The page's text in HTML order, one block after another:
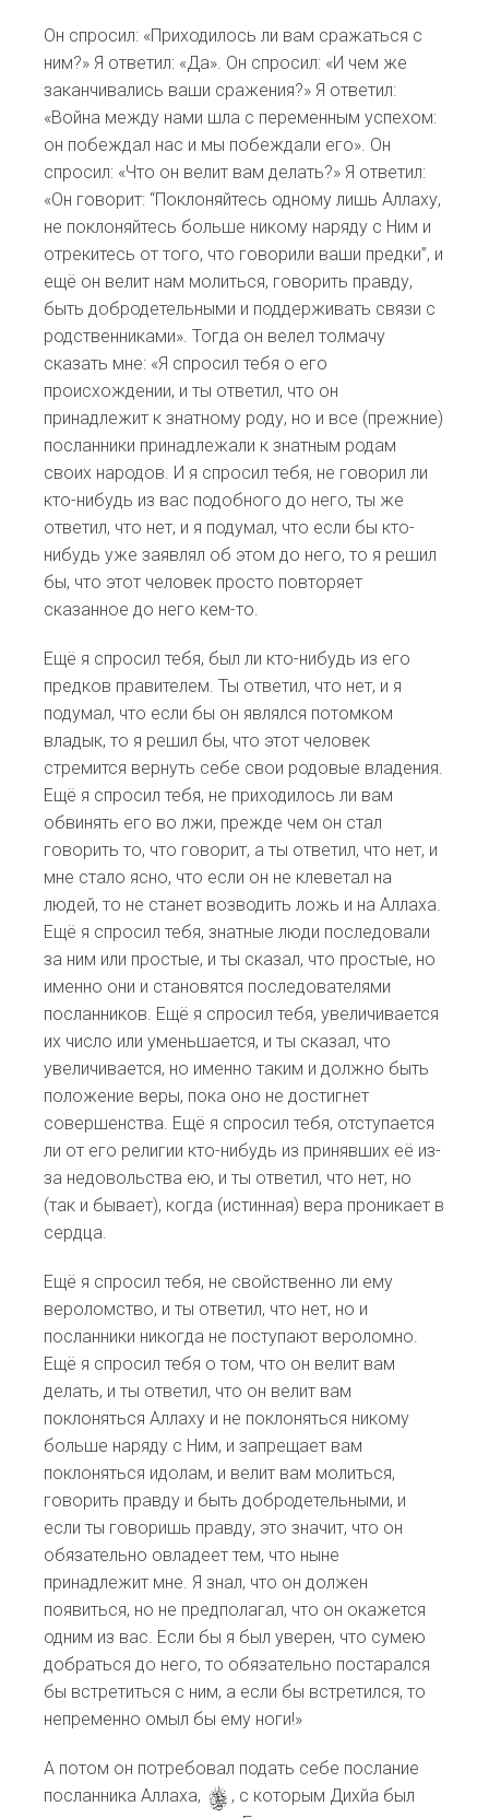
Он спросил: «Приходилось ли вам сражаться с
ним?» Я ответил: «Да». Он спросил: «И чем же
заканчивались ваши сражения?» Я ответил:
«Война между нами шла с переменным успехом:
он побеждал нас и мы побеждали его». Он
спросил: «Что он велит вам делать?» Я ответил:
«Он говорит: “Поклоняйтесь одному лишь Аллаху,
не поклоняйтесь больше никому наряду с Ним и
отрекитесь от того, что говорили ваши предки”, и
ещё он велит нам молиться, говорить правду,
быть добродетельными и поддерживать связи с
родственниками». Тогда он велел толмачу
сказать мне: «Я спросил тебя о его
происхождении, и ты ответил, что он
принадлежит к знатному роду, но и все (прежние)
посланники принадлежали к знатным родам
своих народов. И я спросил тебя, не говорил ли
кто-нибудь из вас подобного до него, ты же
ответил, что нет, и я подумал, что если бы кто-
нибудь уже заявлял об этом до него, то я решил
бы, что этот человек просто повторяет
сказанное до него кем-то.
Ещё я спросил тебя, был ли кто-нибудь из его
предков правителем. Ты ответил, что нет, и я
подумал, что если бы он являлся потомком
владык, то я решил бы, что этот человек
стремится вернуть себе свои родовые владения.
Ещё я спросил тебя, не приходилось ли вам
обвинять его во лжи, прежде чем он стал
говорить то, что говорит, а ты ответил, что нет, и
мне стало ясно, что если он не клеветал на
людей, то не станет возводить ложь и на Аллаха.
Ещё я спросил тебя, знатные люди последовали
за ним или простые, и ты сказал, что простые, но
именно они и становятся последователями
посланников. Ещё я спросил тебя, увеличивается
их число или уменьшается, и ты сказал, что
увеличивается, но именно таким и должно быть
положение веры, пока оно не достигнет
совершенства. Ещё я спросил тебя, отступается
ли от его религии кто-нибудь из принявших её из-
за недовольства ею, и ты ответил, что нет, но
(так и бывает), когда (истинная) вера проникает в
сердца.
Ещё я спросил тебя, не свойственно ли ему
вероломство, и ты ответил, что нет, но и
посланники никогда не поступают вероломно.
Ещё я спросил тебя о том, что он велит вам
делать, и ты ответил, что он велит вам
поклоняться Аллаху и не поклоняться никому
больше наряду с Ним, и запрещает вам
поклоняться идолам, и велит вам молиться,
говорить правду и быть добродетельными, и
если ты говоришь правду, это значит, что он
обязательно овладеет тем, что ныне
принадлежит мне. Я знал, что он должен
появиться, но не предполагал, что он окажется
одним из вас. Если бы я был уверен, что сумею
добраться до него, то обязательно постарался
бы встретиться с ним, а если бы встретился, то
непременно омыл бы ему ноги!»
А потом он потребовал подать себе послание
посланника Аллаха, s , с которым Дихйа был